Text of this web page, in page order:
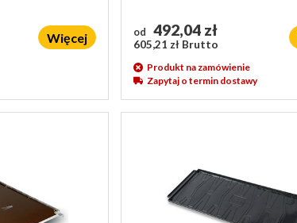
Więcej od 492,04 zł
605,21 zł Brutto
Produkt na zamówienie
Zapytaj o termin dostawy